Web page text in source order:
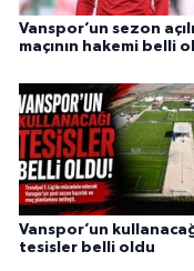
Vanspor’un sezon
maçının hakemi belli
Vanspor’un
tesisler belli oldu